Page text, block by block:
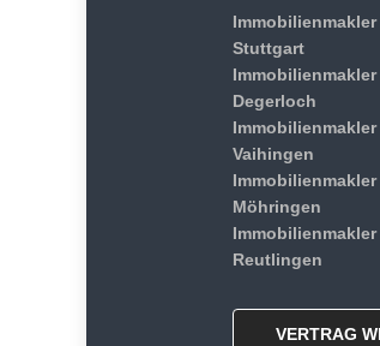
Immobilienmakler
Stuttgart
Immobilienmakler
Degerloch
Immobilienmakler
Vaihingen
Immobilienmakler
Möhringen
Immobilienmakler
Reutlingen
VERTRAG